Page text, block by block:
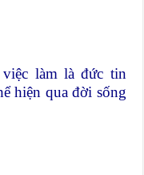
làm là đức tin
hiện qua đời sống